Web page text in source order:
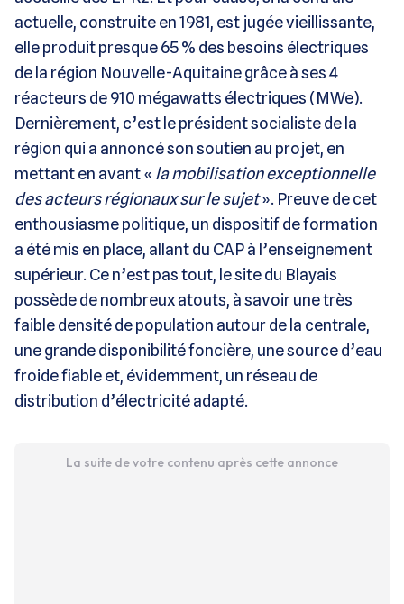
actuelle, construite en 1981, est jugée vieillissante,
elle produit presque 65 % des besoins électriques
de la région Nouvelle-Aquitaine grâce à ses 4
réacteurs de 910 mégawatts électriques (MWe).
Dernièrement, c’est le président socialiste de la
région qui a annoncé son soutien au projet, en
mettant en avant « la mobilisation exceptionnelle
des acteurs régionaux sur le sujet». Preuve de cet
enthousiasme politique, un dispositif de formation
a été mis en place, allant du CAP à l’enseignement
supérieur. Ce n’est pas tout, le site du Blayais
possède de nombreux atouts, à savoir une très
faible densité de population autour de la centrale,
une grande disponibilité foncière, une source d’eau
froide fiable et, évidemment, un réseau de
distribution d’électricité adapté.
La suite de votre contenu après cette annonce